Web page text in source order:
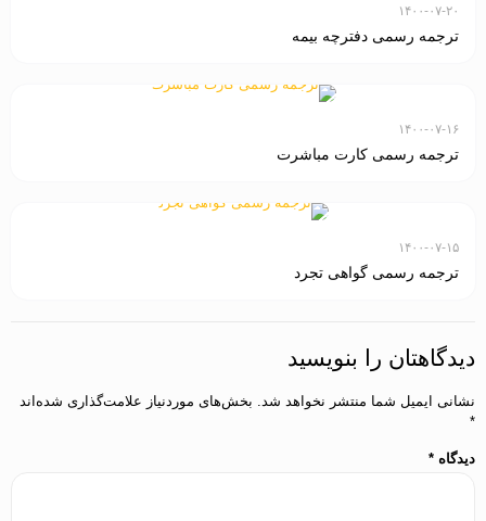
۱۴۰۰-۰۷-۲۰
ترجمه رسمی دفترچه بیمه
۱۴۰۰-۰۷-۱۶
ترجمه رسمی کارت مباشرت
۱۴۰۰-۰۷-۱۵
ترجمه رسمی گواهی تجرد
دیدگاهتان را بنویسید
نشانی ایمیل شما منتشر نخواهد شد. بخش‌های موردنیاز علامت‌گذاری شده‌اند
*
دیدگاه *